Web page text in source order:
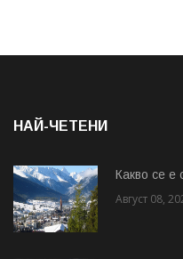
НАЙ-ЧЕТЕНИ
Какво се е
Август 08,